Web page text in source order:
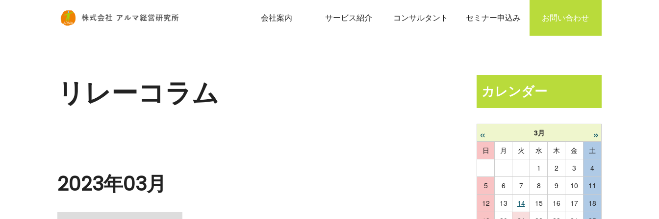
会社案内 サービス紹介 コンサルタント セミナー申込み お問い合わせ
リレーコラム
2023年03月
カレンダー
« 3月 »
日 月 火 水 木 金
土
1
2 3
4
5
6 7 8 9 10
11
12
13 14 15 16 17
18